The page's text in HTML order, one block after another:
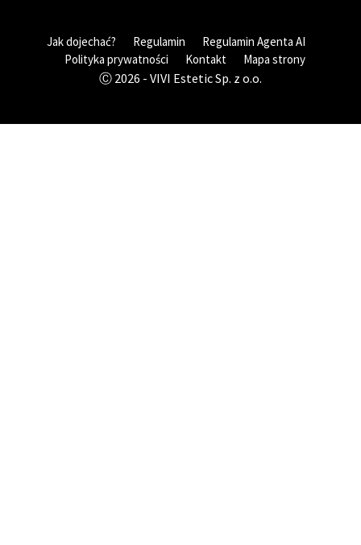
Jak dojechać? Regulamin
Regulamin Agenta AI
Polityka prywatności
Kontakt Mapa strony
Ⓒ 2026 - VIVI Estetic Sp. z o.o.